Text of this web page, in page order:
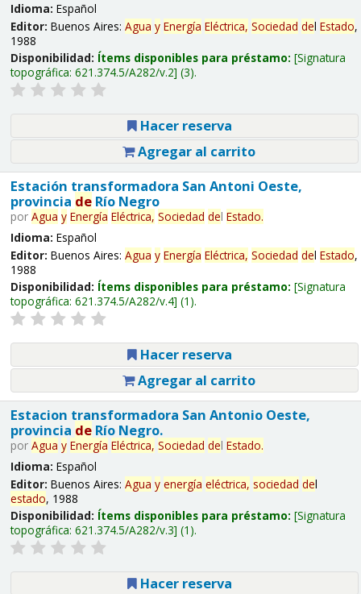
Idioma: Español
Editor: Buenos Aires: Agua y Energía Eléctrica, Sociedad del Estado,
1988
Disponibilidad: Ítems disponibles para préstamo: Signatura
topográfica: 621.374.5/A282/v.2 (3).
Hacer reserva
Agregar al carrito
Estación transformadora San Antoni Oeste,
provincia deRío Negro
por Agua y Energía Eléctrica, Sociedad del Estado.
Idioma: Español
Editor: Buenos Aires: Agua y Energía Eléctrica, Sociedad del Estado,
1988
Disponibilidad: Ítems disponibles para préstamo: Signatura
topográfica: 621.374.5/A282/v.4 (1).
Hacer reserva
Agregar al carrito
Estacion transformadora San Antonio Oeste,
provincia deRío Negro.
por Agua y Energía Eléctrica, Sociedad del Estado.
Idioma: Español
Editor: Buenos Aires: Agua y energía eléctrica, sociedad del
estado, 1988
Disponibilidad: Ítems disponibles para préstamo: Signatura
topográfica: 621.374.5/A282/v.3 (1).
Hacer reserva